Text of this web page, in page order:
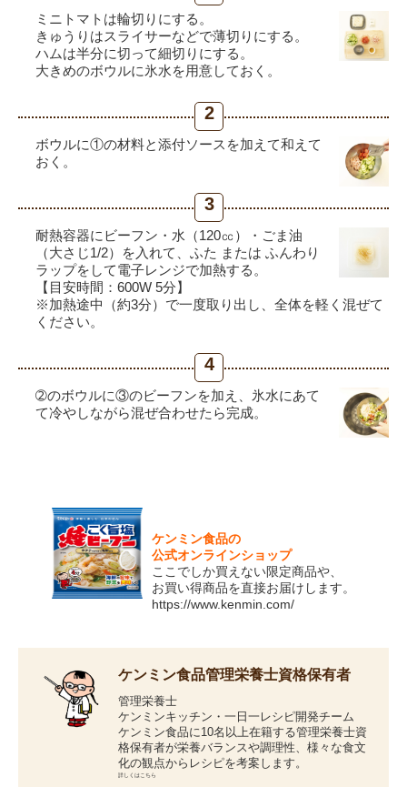
ミニトマトは輪切りにする。
きゅうりはスライサーなどで薄切りにする。
ハムは半分に切って細切りにする。
大きめのボウルに氷水を用意しておく。
2
ボウルに①の材料と添付ソースを加えて和えて
おく。
3
耐熱容器にビーフン・水（120㏄）・ごま油
（大さじ1/2）を入れて、ふた または ふんわり
ラップをして電子レンジで加熱する。
【目安時間：600W 5分】
※加熱途中（約3分）で一度取り出し、全体を軽く混ぜて
ください。
4
➁のボウルに③のビーフンを加え、氷水にあて
て冷やしながら混ぜ合わせたら完成。
ケンミン食品の
公式オンラインショップ
ここでしか買えない限定商品や、
お買い得商品を直接お届けします。
https://www.kenmin.com/
ケンミン食品管理栄養士資格保有者
管理栄養士
ケンミンキッチン・一日一レシピ開発チーム
ケンミン食品に10名以上在籍する管理栄養士資
格保有者が栄養バランスや調理性、様々な食文
化の観点からレシピを考案します。
詳しくはこちら